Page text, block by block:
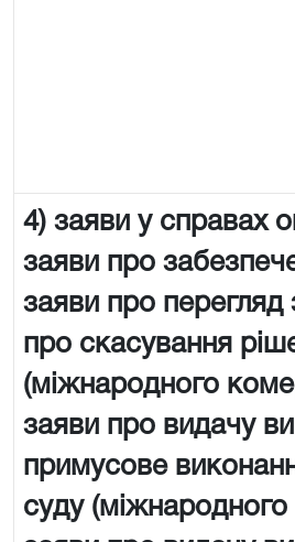
4) заяви у справах
заяви про
заяви про перегляд
про скасування
(міжнародного
заяви про видачу
примусове
суду